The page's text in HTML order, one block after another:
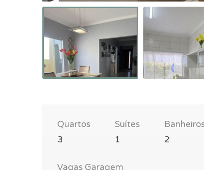
Quartos
3
Suítes
1
2
Vagas Garagem